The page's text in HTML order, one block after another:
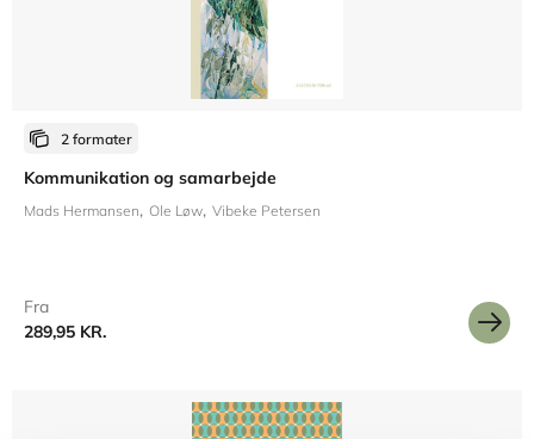
2 formater
Kommunikation og samarbejde
Mads Hermansen Ole Løw Vibeke Petersen
Fra
289,95 KR.